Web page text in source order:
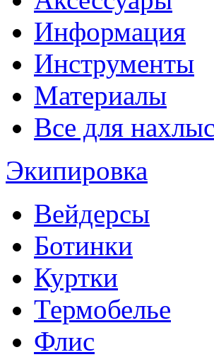
Информация
Инструменты
Материалы
Все для
Экипировка
Вейдерсы
Ботинки
Куртки
Термобелье
Флис